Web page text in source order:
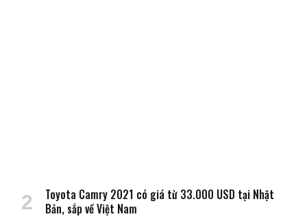
Toyota Camry 2021 có giá từ 33.000 USD tại Nhật
Bản, sắp về Việt Nam